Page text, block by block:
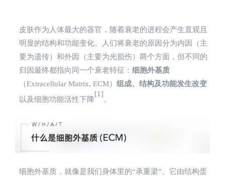
皮肤作为人体最大的器官，随着衰老的进程会产生直观且
明显的结构和功能变化。人们将衰老的原因分为内因（主
要为遗传）和外因（主要为光损伤）两个方面，但不同的
归因最终都指向同一个衰老特征： 细胞外基质
（Extracellular Matrix, ECM） 组成、结构及功能发生改变
以及细胞功能活性下降
[1]
。
细胞外基质 ，就像是我们身体里的“承重梁”。它由结构蛋